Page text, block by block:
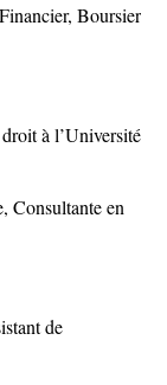
Boursier
à l’Université
Consultante en
de